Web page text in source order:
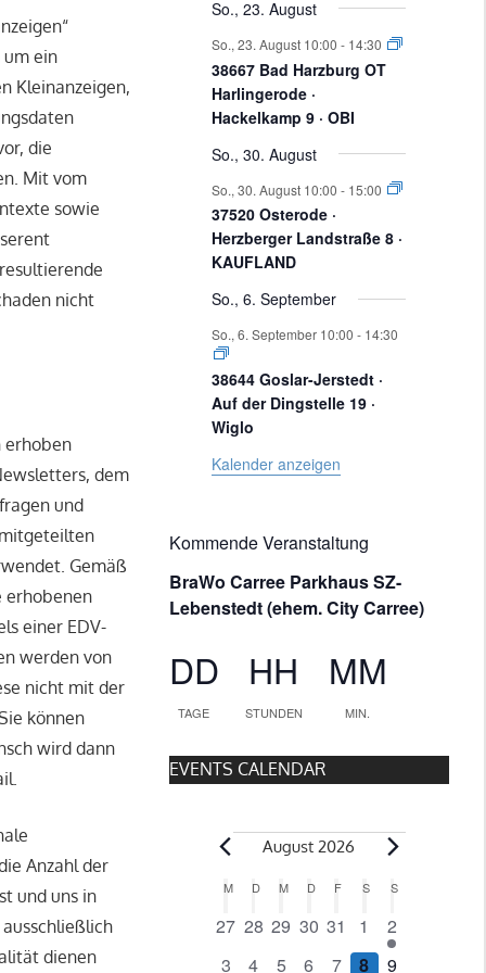
um ein
Kleinanzeigen,
die
Mit vom
sowie
nicht
erhoben
dem
und
Gemäß
erhobenen
einer EDV-
werden von
nicht mit der
können
wird dann
Anzahl der
und uns in
dienen
l
t
u
n
g
e
n
a
n
s
t
a
l
t
u
n
g
e
n
n
n
n
n
n
n
n
n
n
n
So., 23. August
So., 23. August 10:00 - 14:30
38667 Bad Harzburg OT
Harlingerode ·
Hackelkamp 9 · OBI
So., 30. August
So., 30. August 10:00 - 15:00
37520 Osterode ·
Herzberger Landstraße 8 ·
KAUFLAND
So., 6. September
So., 6. September 10:00 - 14:30
38644 Goslar-Jerstedt ·
Auf der Dingstelle 19 ·
Wiglo
Kalender anzeigen
Kommende Veranstaltung
BraWo Carree Parkhaus SZ-
Lebenstedt (ehem. City Carree)
DD
TAGE
HH
STUNDEN
MM
MIN.
EVENTS CALENDAR
V
e
August 2026
K
a
M MONTAG
DDIENSTAG
M MITTWOCH
DDONNERSTAG
F FREITAG
S SAMSTAG
SSONNTAG
0
27 0
28 0
29 0
30 0
31
0
V
1
1
V
2
0
3
0
4
0
5
0
6
0
7
0
8
1
9